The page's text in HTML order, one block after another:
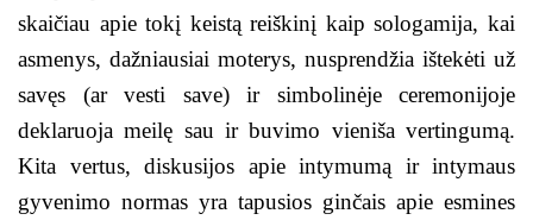
skaičiau apie tokį keistą reiškinį kaip sologamija, kai
asmenys, dažniausiai moterys, nusprendžia ištekėti už
savęs (ar vesti save) ir simbolinėje ceremonijoje
deklaruoja meilę sau ir buvimo vieniša vertingumą.
Kita vertus, diskusijos apie intymumą ir intymaus
gyvenimo normas yra tapusios ginčais apie esmines